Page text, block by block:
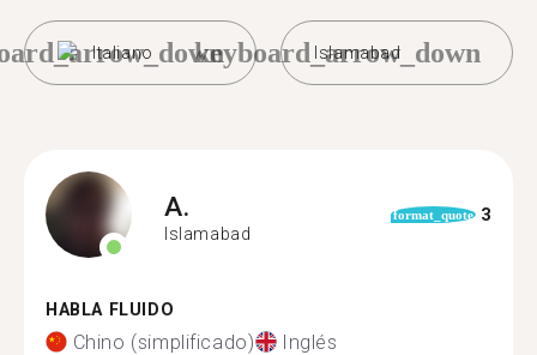
Italiano Islamabad
keyboard_arrow_down
A.
Islamabad
format_quote 3
HABLA FLUIDO
Chino (simplificado) Inglés